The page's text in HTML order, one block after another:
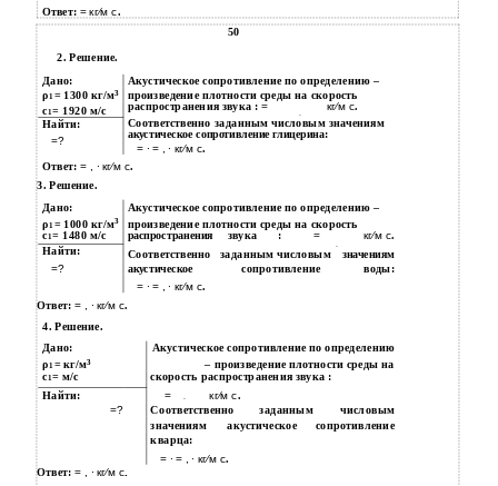
Ответ: = кг⁄м с.
50
2. Решение.
Дано:
Акустическое сопротивление по определению –
ρ1 = 1300 кг/м3
произведение плотности среды на скорость
с1= 1920 м/с распространения звука : = кг⁄м с.
∙
Найти: Соответственно заданным числовым значениям
акустическое сопротивление глицерина:
=?
= ∙ = , ∙ кг⁄м с.
Ответ:= , ∙ кг⁄м с.
3. Решение.
Дано:
Акустическое сопротивление по определению –
ρ1 = 1000 кг/м3 произведение плотности среды на скорость
с1= 1480 м/с распространения звука : = кг⁄м с.
∙
Найти: Соответственно заданным числовым значениям
=? акустическое сопротивление
воды:
= ∙ = , ∙ кг⁄м с.
Ответ:= , ∙ кг⁄м с.
4. Решение.
Дано:
Акустическое сопротивление по определению
ρ1 = кг/м3 – произведение плотности среды на
с1= м/с скорость распространения звука :
Найти: = ∙ кг⁄м с.
=?
Соответственно заданным
числовым
значениям
акустическое
сопротивление
кварца:
= ∙ = , ∙ кг⁄м с.
Ответ:= , ∙ кг⁄м с.